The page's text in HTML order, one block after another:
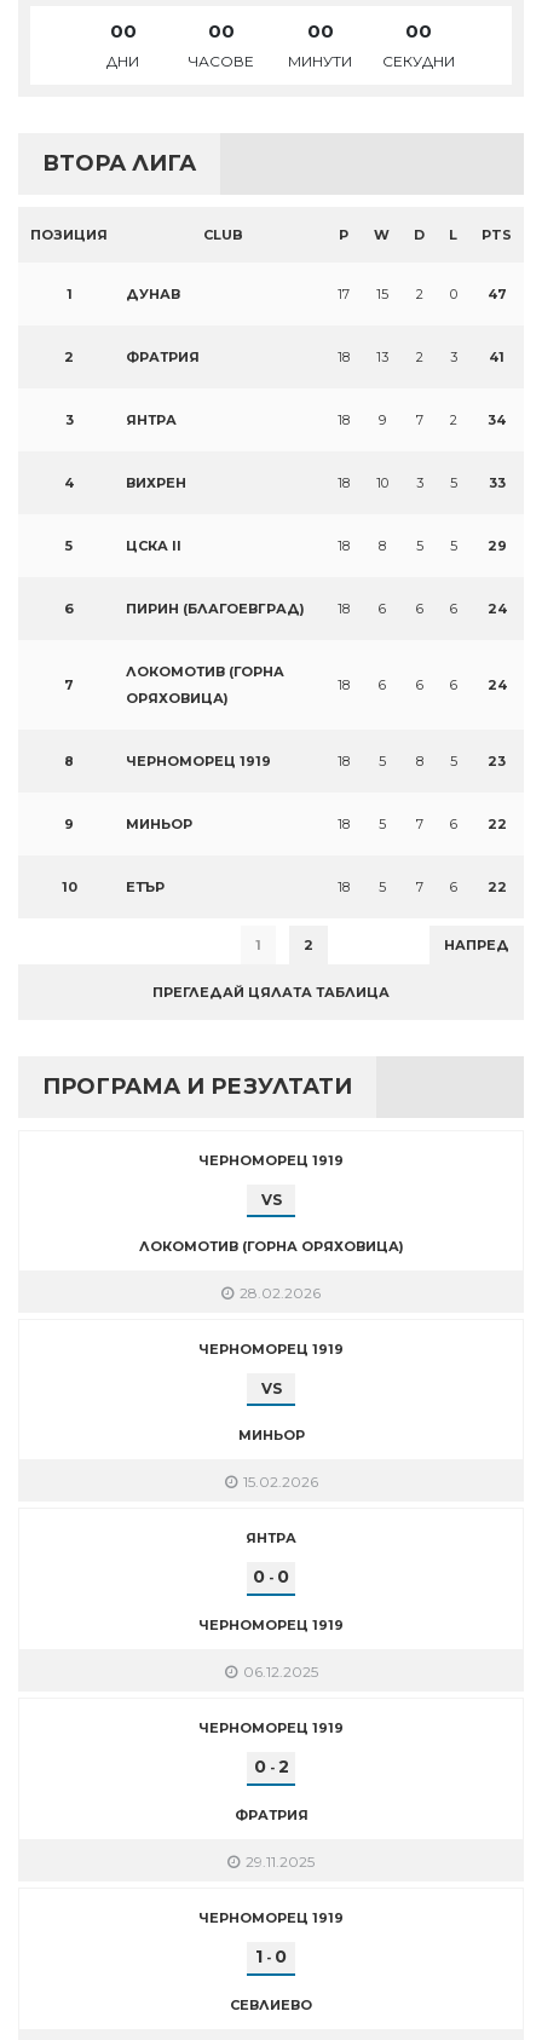
00
ДНИ
00
ЧАСОВЕ
00
МИНУТИ
00
СЕКУДНИ
ВТОРА ЛИГА
ПОЗИЦИЯ CLUB P W D L PTS
1 ДУНАВ 17 15 2 0 47
2 ФРАТРИЯ 18 13 2 3 41
3 ЯНТРА 18 9 7 2 34
4 ВИХРЕН 18 10 3 5 33
5 ЦСКА II 18 8 5 5 29
6 ПИРИН (БЛАГОЕВГРАД) 18 6 6 6 24
7
ЛОКОМОТИВ (ГОРНА
ОРЯХОВИЦА)
18 6 6 6 24
8 ЧЕРНОМОРЕЦ 1919 18 5 8 5 23
9 МИНЬОР 18 5 7 6 22
10 ЕТЪР 18 5 7 6 22
1 2 НАПРЕД
ПРЕГЛЕДАЙ ЦЯЛАТА ТАБЛИЦА
ПРОГРАМА И РЕЗУЛТАТИ
ЧЕРНОМОРЕЦ 1919
VS
ЛОКОМОТИВ (ГОРНА ОРЯХОВИЦА)
28.02.2026
ЧЕРНОМОРЕЦ 1919
VS
МИНЬОР
15.02.2026
ЯНТРА
0 - 0
ЧЕРНОМОРЕЦ 1919
06.12.2025
ЧЕРНОМОРЕЦ 1919
0- 2
ФРАТРИЯ
29.11.2025
ЧЕРНОМОРЕЦ 1919
1 - 0
СЕВЛИЕВО